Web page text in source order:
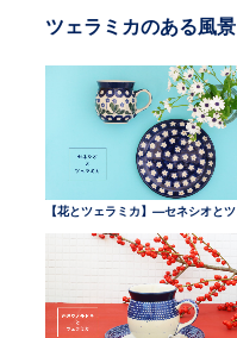
ツェラミカのある風景